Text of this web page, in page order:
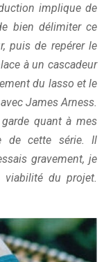
implique de
bien délimiter ce
puis de repérer le
à un cascadeur
du lasso et le
James Arness.
quant à mes
de cette série. Il
gravement, je
du projet.